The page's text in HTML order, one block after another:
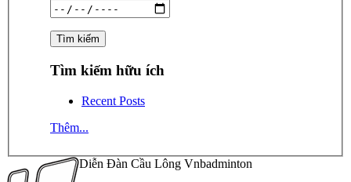
Tìm kiếm hữu ích
Recent Posts
Thêm...
Diễn Đàn Cầu Lông Vnbadminton